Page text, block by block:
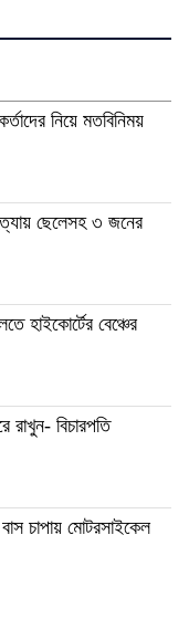
নিয়ে মতবিনিময়
ছেলেসহ ৩ জনের
হাইকোর্টের বেঞ্চের
রাখুন- বিচারপতি
চাপায় মোটরসাইকেল